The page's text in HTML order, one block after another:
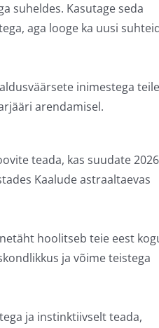
suheldes. Kasutage seda
aga looge ka uusi
inimestega teile
arendamisel.
teada, kas suudate
Kaalude astraaltaevas
hoolitseb teie eest
ja võime teistega
ja instinktiivselt teada,